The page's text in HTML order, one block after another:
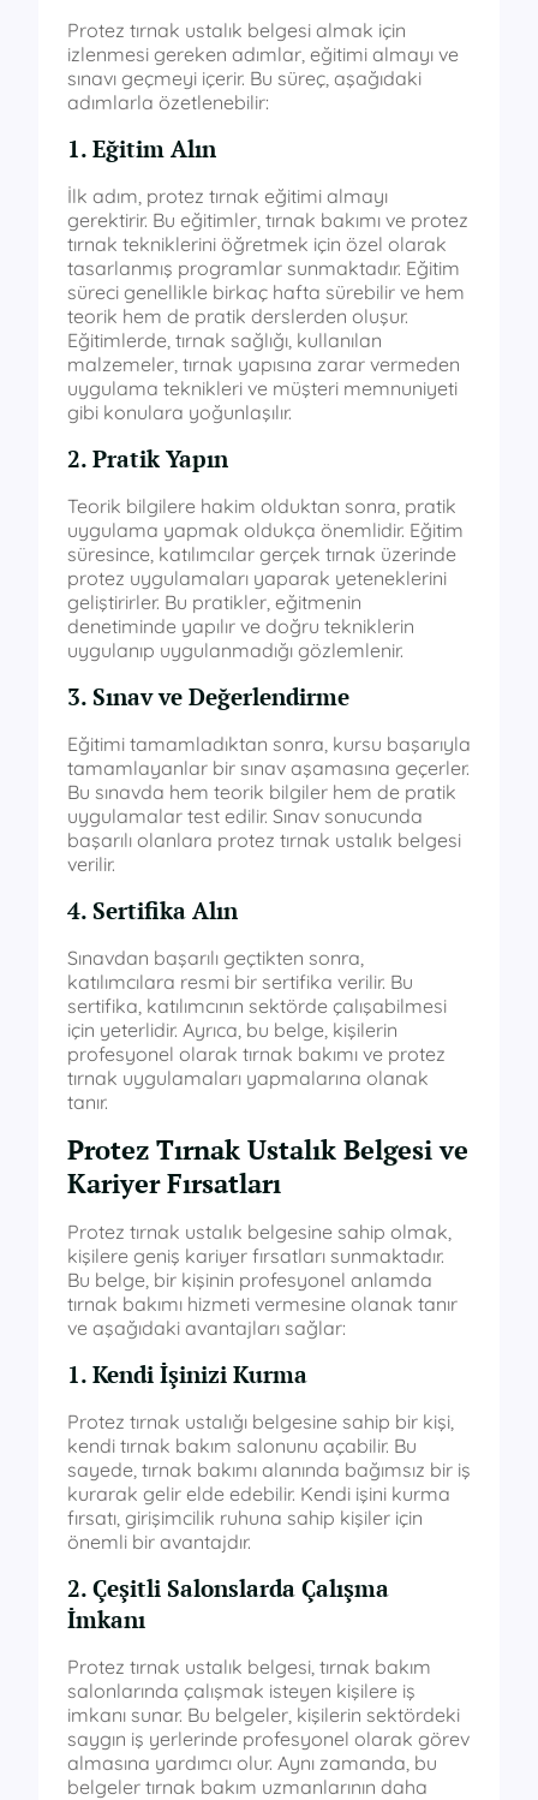
Protez tırnak ustalık belgesi almak için
izlenmesi gereken adımlar, eğitimi almayı ve
sınavı geçmeyi içerir. Bu süreç, aşağıdaki
adımlarla özetlenebilir:
1. Eğitim Alın
İlk adım, protez tırnak eğitimi almayı
gerektirir. Bu eğitimler, tırnak bakımı ve protez
tırnak tekniklerini öğretmek için özel olarak
tasarlanmış programlar sunmaktadır. Eğitim
süreci genellikle birkaç hafta sürebilir ve hem
teorik hem de pratik derslerden oluşur.
Eğitimlerde, tırnak sağlığı, kullanılan
malzemeler, tırnak yapısına zarar vermeden
uygulama teknikleri ve müşteri memnuniyeti
gibi konulara yoğunlaşılır.
2. Pratik Yapın
Teorik bilgilere hakim olduktan sonra, pratik
uygulama yapmak oldukça önemlidir. Eğitim
süresince, katılımcılar gerçek tırnak üzerinde
protez uygulamaları yaparak yeteneklerini
geliştirirler. Bu pratikler, eğitmenin
denetiminde yapılır ve doğru tekniklerin
uygulanıp uygulanmadığı gözlemlenir.
3. Sınav ve Değerlendirme
Eğitimi tamamladıktan sonra, kursu başarıyla
tamamlayanlar bir sınav aşamasına geçerler.
Bu sınavda hem teorik bilgiler hem de pratik
uygulamalar test edilir. Sınav sonucunda
başarılı olanlara protez tırnak ustalık belgesi
verilir.
4. Sertifika Alın
Sınavdan başarılı geçtikten sonra,
katılımcılara resmi bir sertifika verilir. Bu
sertifika, katılımcının sektörde çalışabilmesi
için yeterlidir. Ayrıca, bu belge, kişilerin
profesyonel olarak tırnak bakımı ve protez
tırnak uygulamaları yapmalarına olanak
tanır.
Protez Tırnak Ustalık Belgesi ve
Kariyer Fırsatları
Protez tırnak ustalık belgesine sahip olmak,
kişilere geniş kariyer fırsatları sunmaktadır.
Bu belge, bir kişinin profesyonel anlamda
tırnak bakımı hizmeti vermesine olanak tanır
ve aşağıdaki avantajları sağlar:
1. Kendi İşinizi Kurma
Protez tırnak ustalığı belgesine sahip bir kişi,
kendi tırnak bakım salonunu açabilir. Bu
sayede, tırnak bakımı alanında bağımsız bir iş
kurarak gelir elde edebilir. Kendi işini kurma
fırsatı, girişimcilik ruhuna sahip kişiler için
önemli bir avantajdır.
2. Çeşitli Salonslarda Çalışma
İmkanı
Protez tırnak ustalık belgesi, tırnak bakım
salonlarında çalışmak isteyen kişilere iş
imkanı sunar. Bu belgeler, kişilerin sektördeki
saygın iş yerlerinde profesyonel olarak görev
almasına yardımcı olur. Aynı zamanda, bu
belgeler tırnak bakım uzmanlarının daha